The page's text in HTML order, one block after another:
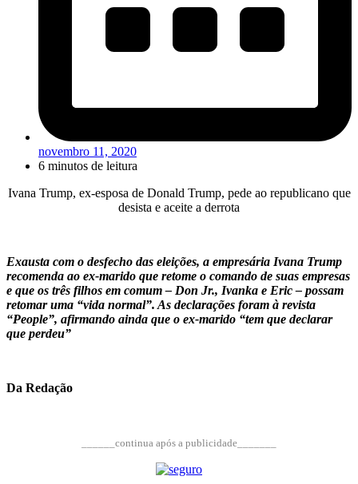
novembro 11, 2020
6 minutos de leitura
Ivana Trump, ex-esposa de Donald Trump, pede ao republicano que
desista e aceite a derrota
Exausta com o desfecho das eleições, a empresária Ivana Trump
recomenda ao ex-marido que retome o comando de suas empresas
e que os três filhos em comum – Don Jr., Ivanka e Eric – possam
retomar uma “vida normal”. As declarações foram à revista
“People”, afirmando ainda que o ex-marido “tem que declarar
que perdeu”
Da Redação
______continua após a publicidade_______